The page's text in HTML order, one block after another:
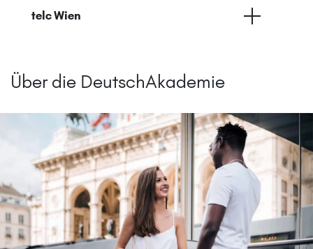
telc Wien
Über die DeutschAkademie